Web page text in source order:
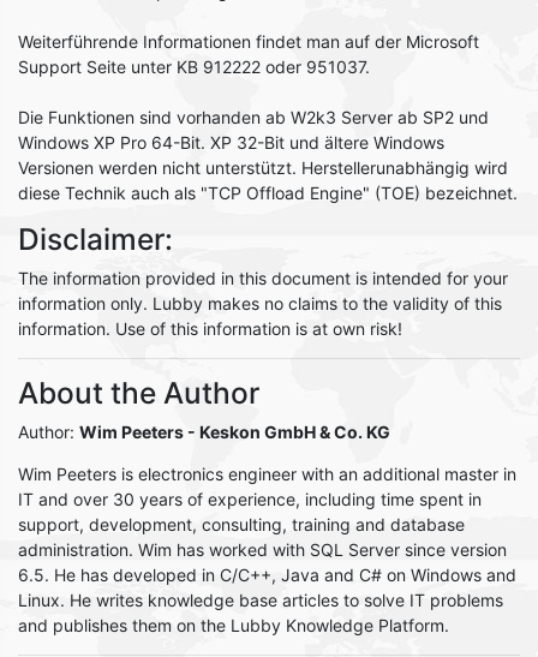
Weiterführende Informationen findet man auf der Microsoft
Support Seite unter KB 912222 oder 951037.
Die Funktionen sind vorhanden ab W2k3 Server ab SP2 und
Windows XP Pro 64-Bit. XP 32-Bit und ältere Windows
Versionen werden nicht unterstützt. Herstellerunabhängig wird
diese Technik auch als "TCP Offload Engine" (TOE) bezeichnet.
Disclaimer:
The information provided in this document is intended for your
information only. Lubby makes no claims to the validity of this
information. Use of this information is at own risk!
About the Author
Author: Wim Peeters - Keskon GmbH & Co. KG
Wim Peeters is electronics engineer with an additional master in
IT and over 30 years of experience, including time spent in
support, development, consulting, training and database
administration. Wim has worked with SQL Server since version
6.5. He has developed in C/C++, Java and C# on Windows and
Linux. He writes knowledge base articles to solve IT problems
and publishes them on the Lubby Knowledge Platform.